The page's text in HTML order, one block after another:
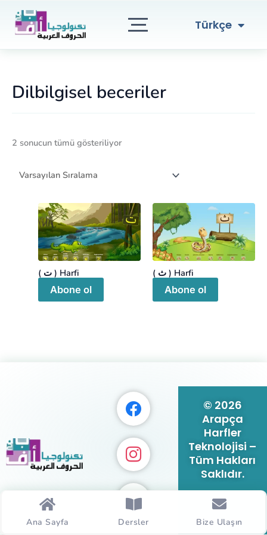
Türkçe
العربية
Dilbilgisel beceriler
2 sonucun tümü gösteriliyor
( ت ) Harfi
Abone ol
( ث ) Harfi
Abone ol
© 2026
Arapça
Harfler
Teknolojisi –
Tüm Hakları
Saklıdır.
Ana Sayfa Dersler Bize Ulaşın